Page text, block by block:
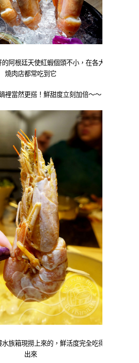
阿根廷天使紅蝦個頭不小，在各大
燒肉店都常吃到它
裡當然更搭！鮮甜度立刻加倍～～
族箱現撈上來的，鮮活度完全吃得
出來